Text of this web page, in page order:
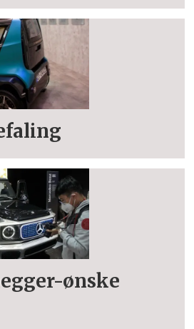
ønske